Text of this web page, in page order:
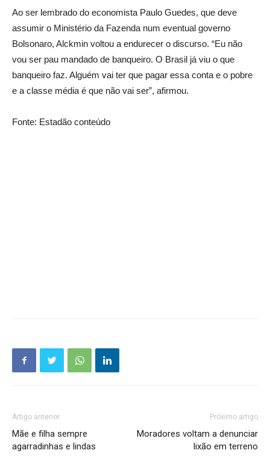
Ao ser lembrado do economista Paulo Guedes, que deve
assumir o Ministério da Fazenda num eventual governo
Bolsonaro, Alckmin voltou a endurecer o discurso. “Eu não
vou ser pau mandado de banqueiro. O Brasil já viu o que
banqueiro faz. Alguém vai ter que pagar essa conta e o pobre
e a classe média é que não vai ser”, afirmou.
Fonte: Estadão conteúdo
Artigo anterior
Mãe e filha sempre
agarradinhas e lindas
Próximo artigo
Moradores voltam a denunciar
lixão em terreno